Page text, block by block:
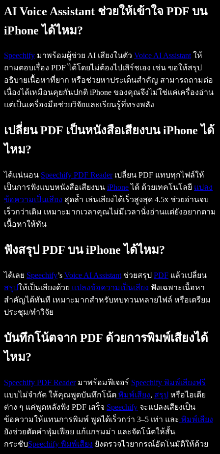
AI Voice Assistant ช่วยให้เข้าใจ PDF บน
iPhone ได้ไหม?
Speechify มาพร้อมผู้ช่วย AI เสียงในตัว Voice AI Assistantให้
ถามตอบเรื่อง PDF ได้โดยไม่ต้องไปเสิร์ชเอง เช่น ขอให้สรุป
อธิบายเนื้อหาที่ยาก หรือช่วยหาประเด็นสำคัญ สามารถถามต่อ
เนื่องได้เหมือนคุยกันปกติ iPhone ของคุณจึงไม่ใช่แค่เครื่องอ่าน
แต่เป็นเครื่องมือช่วยวิจัยและเรียนรู้ที่ทรงพลัง
เปลี่ยน PDF เป็นหนังสือเสียงบน iPhone ได้
ไหม?
ได้แน่นอน Speechify PDF Readerเปลี่ยน PDF แทบทุกไฟล์ให้
เป็นการฟังแบบหนังสือเสียงบน iPhoneได้ ด้วยเทคโนโลยี แปลง
ข้อความเป็นเสียง สุดล้ำ เล่นเสียงได้เร็วสูงสุด 4.5x ช่วยอ่านจบ
เร็วกว่าเดิม เหมาะมากเวลาคุณไม่มีเวลานั่งอ่านแต่ยังอยากตาม
เนื้อหาให้ทัน
ฟังสรุป PDF บน iPhone ได้ไหม?
ได้เลย Speechify’s Voice AI Assistant ช่วยสรุป PDF แล้วเปลี่ยน
สรุปให้เป็นเสียงด้วย แปลงข้อความเป็นเสียง ฟังเฉพาะเนื้อหา
สำคัญได้ทันที เหมาะมากสำหรับทบทวนหลายไฟล์ หรือเตรียม
ประชุม/ทำวิจัย
บันทึกโน้ตจาก PDF ด้วยการพิมพ์เสียงได้
ไหม?
Speechify PDF Readerมาพร้อมฟีเจอร์ Speechify พิมพ์เสียงฟรี
แบบไม่จำกัด ให้คุณพูดบันทึกโน้ต พิมพ์เสียง, สรุป หรือไอเดีย
ต่าง ๆ แค่พูดหลังฟัง PDF เสร็จ Speechify จะแปลงเสียงเป็น
ข้อความให้แทนการพิมพ์ พูดได้เร็วกว่า 3–5 เท่า และ พิมพ์เสียง
ยังช่วยตัดคำฟุ่มเฟือย แก้แกรมม่า และจัดโน้ตให้สั้น
กระชับSpeechify พิมพ์เสียง ยังตรวจไวยากรณ์อัตโนมัติให้ด้วย